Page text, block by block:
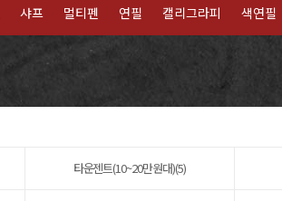
샤프 멀티펜 연필 캘리그라피 색연필
타운젠트(10~20만원대)(5)